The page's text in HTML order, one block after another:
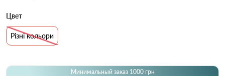
Цвет
Різні кольори
Минимальный заказ 1000 грн